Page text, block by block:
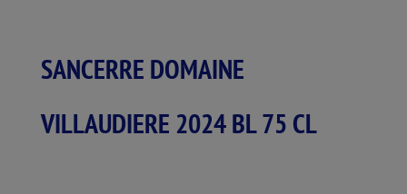
SANCERRE DOMAINE
VILLAUDIERE 2024 BL 75 CL